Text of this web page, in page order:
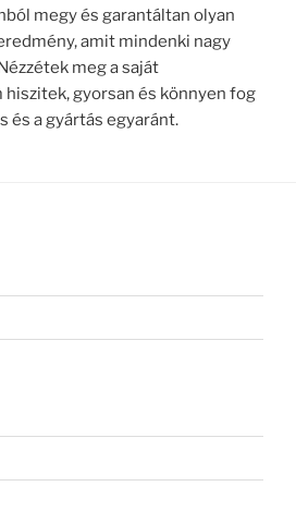
megy és garantáltan olyan
amit mindenki nagy
meg a saját
hiszitek, gyorsan és könnyen fog
és a gyártás egyaránt.